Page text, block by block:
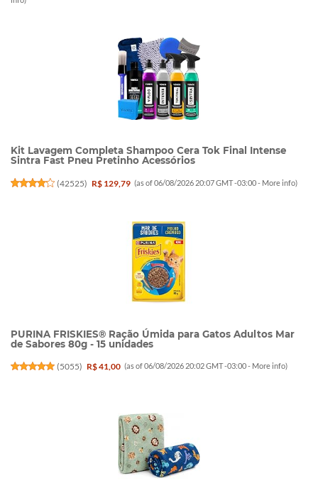
Kit Lavagem Completa Shampoo Cera Tok Final Intense
Sintra Fast Pneu Pretinho Acessórios
(42525) R$ 129,79 (as of 06/08/2026 20:07 GMT -03:00 - More info)
PURINA FRISKIES® Ração Úmida para Gatos Adultos Mar
de Sabores 80g - 15 unidades
(5055) R$ 41,00 (as of 06/08/2026 20:02 GMT -03:00 - More info)